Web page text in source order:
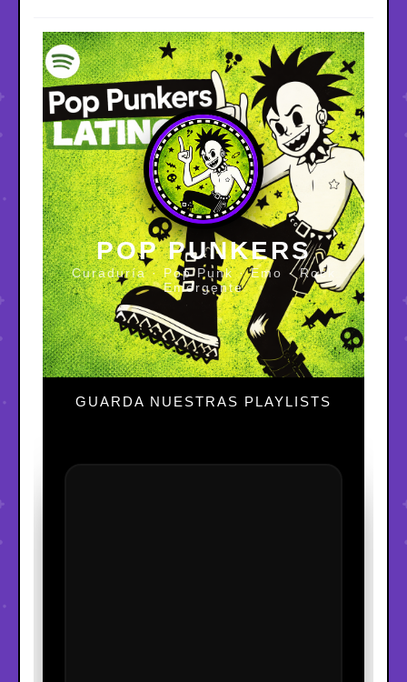
POP PUNKERS
Curaduría · Pop Punk · Emo · Rock
Emergente
GUARDA NUESTRAS PLAYLISTS